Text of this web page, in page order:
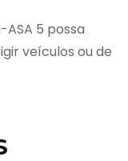
ASA 5 possa
veículos ou de